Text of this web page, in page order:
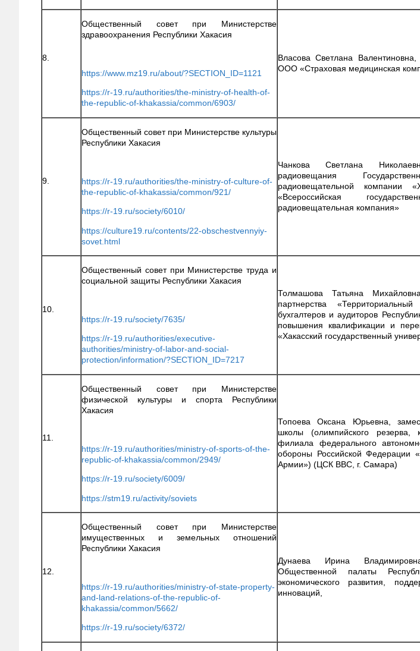
8.
Общественный совет при Министерстве
здравоохранения Республики Хакасия
https://www.mz19.ru/about/?SECTION_ID=1121
https://r-19.ru/authorities/the-ministry-of-health-of-
the-republic-of-khakassia/common/6903/
Власова Светлана
ООО «Страховая медицинская
9.
Общественный совет при Министерстве культуры
Республики Хакасия
https://r-19.ru/authorities/the-ministry-of-culture-of-
the-republic-of-khakassia/common/921/
https://r-19.ru/society/6010/
https://culture19.ru/contents/22-obschestvennyiy-
sovet.html
Чанкова Светлана
радиовещания
радиовещательной
«Всероссийская
радиовещательная компания»
10.
Общественный совет при Министерстве труда и
социальной защиты Республики Хакасия
https://r-19.ru/society/7635/
https://r-19.ru/authorities/executive-
authorities/ministry-of-labor-and-social-
protection/information/?SECTION_ID=7217
Толмашова Татьяна
партнерства
бухгалтеров и аудиторов
повышения квалификации и
«Хакасский государственный
11.
Общественный совет при Министерстве
физической культуры и спорта Республики
Хакасия
https://r-19.ru/authorities/ministry-of-sports-of-the-
republic-of-khakassia/common/2949/
https://r-19.ru/society/6009/
https://stm19.ru/activity/soviets
Топоева Оксана Юрьевна,
школы (олимпийского резерва,
филиала федерального
обороны Российской Федерации
Армии») (ЦСК ВВС, г. Самара)
12.
Общественный совет при Министерстве
имущественных и земельных отношений
Республики Хакасия
https://r-19.ru/authorities/ministry-of-state-property-
and-land-relations-of-the-republic-of-
khakassia/common/5662/
https://r-19.ru/society/6372/
Дунаева Ирина
Общественной палаты
экономического развития,
инноваций,